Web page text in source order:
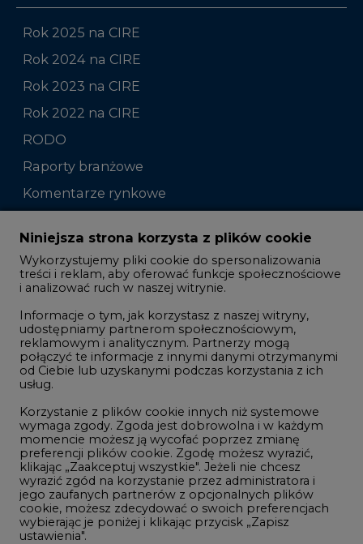
Rok 2025 na CIRE
Rok 2024 na CIRE
Rok 2023 na CIRE
Rok 2022 na CIRE
RODO
Raporty branżowe
Komentarze rynkowe
Zmiany kadrowe na rynku
Studio CIRE
Rozmowy o energetyce
Gospodarka
Geopolityka
LTE450
Innowacje i AI
Telekomunikacja i IT
Handel emisjami CO2
Wodór
Górnictwo
Niniejsza strona korzysta z plików cookie
Wykorzystujemy pliki cookie do spersonalizowania
treści i reklam, aby oferować funkcje społecznościowe
i analizować ruch w naszej witrynie.
Informacje o tym, jak korzystasz z naszej witryny,
udostępniamy partnerom społecznościowym,
reklamowym i analitycznym. Partnerzy mogą
połączyć te informacje z innymi danymi otrzymanymi
od Ciebie lub uzyskanymi podczas korzystania z ich
usług.
Korzystanie z plików cookie innych niż systemowe
wymaga zgody. Zgoda jest dobrowolna i w każdym
momencie możesz ją wycofać poprzez zmianę
preferencji plików cookie. Zgodę możesz wyrazić,
klikając „Zaakceptuj wszystkie". Jeżeli nie chcesz
wyrazić zgód na korzystanie przez administratora i
jego zaufanych partnerów z opcjonalnych plików
cookie, możesz zdecydować o swoich preferencjach
wybierając je poniżej i klikając przycisk „Zapisz
ustawienia".